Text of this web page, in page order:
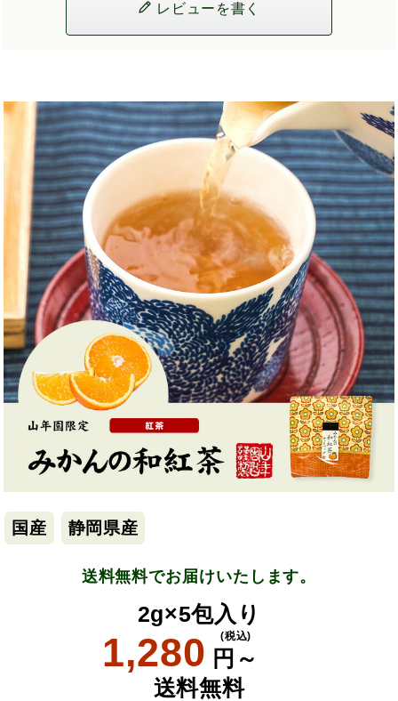
レビューを書く
国産 静岡県産
送料無料でお届けいたします。
2g×5包入り
1,280 円～
(税込)
送料無料